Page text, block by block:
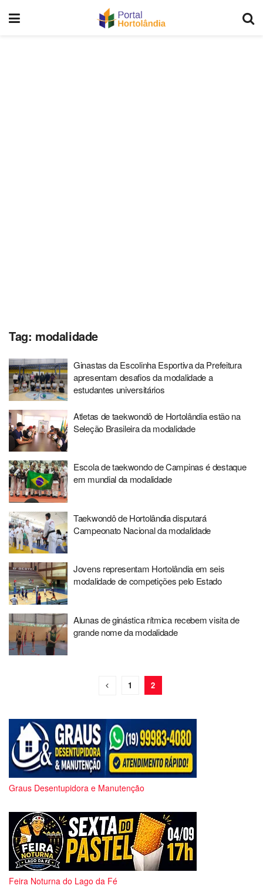
Tag: modalidade
Ginastas da Escolinha Esportiva da Prefeitura
apresentam desafios da modalidade a
estudantes universitários
Atletas de taekwondô de Hortolândia estão na
Seleção Brasileira da modalidade
Escola de taekwondo de Campinas é destaque
em mundial da modalidade
Taekwondô de Hortolândia disputará
Campeonato Nacional da modalidade
Jovens representam Hortolândia em seis
modalidade de competições pelo Estado
Alunas de ginástica rítmica recebem visita de
grande nome da modalidade
1 2
Graus Desentupidora e Manutenção
Feira Noturna do Lago da Fé